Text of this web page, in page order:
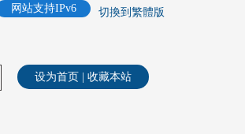
切換到繁體版
网站支持IPv6
设为首页 收藏本站